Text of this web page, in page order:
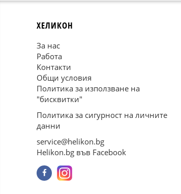
ХЕЛИКОН
За нас
Работа
Контакти
Общи условия
Политика за използване на
"бисквитки"
Политика за сигурност на личните
данни
service@helikon.bg
Helikon.bg във Facebook